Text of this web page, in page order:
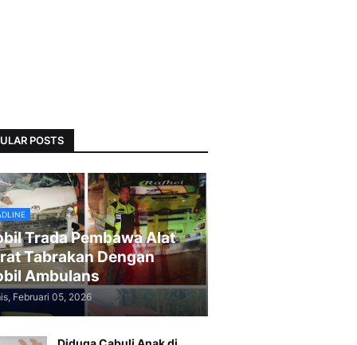
POSTS
Trada Pembawa Alat
Tabrakan Dengan
Ambulans
Februari 05, 2026